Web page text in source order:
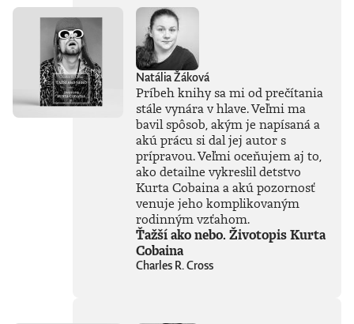
Natália Žáková
Príbeh knihy sa mi od prečítania
stále vynára v hlave. Veľmi ma
bavil spôsob, akým je napísaná a
akú prácu si dal jej autor s
prípravou. Veľmi oceňujem aj to,
ako detailne vykreslil detstvo
Kurta Cobaina a akú pozornosť
venuje jeho komplikovaným
rodinným vzťahom.
Ťažší ako nebo. Životopis Kurta
Cobaina
Charles R. Cross